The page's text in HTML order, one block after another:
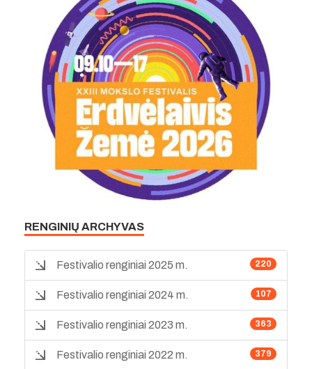
RENGINIŲ ARCHYVAS
220
Festivalio renginiai 2025 m.
107
Festivalio renginiai 2024 m.
363
Festivalio renginiai 2023 m.
379
Festivalio renginiai 2022 m.